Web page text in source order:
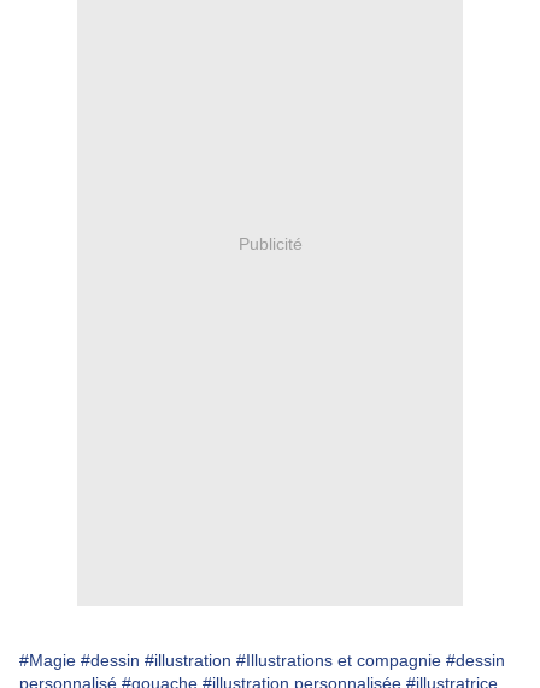
Publicité
#Magie #dessin #illustration #Illustrations et compagnie #dessin
personnalisé #gouache #illustration personnalisée #illustratrice